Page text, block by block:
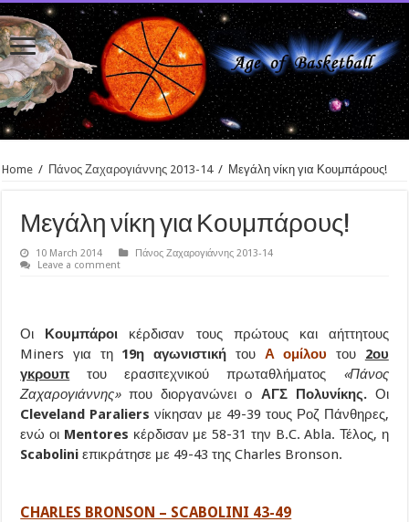
Home / Πάνος Ζαχαρογιάννης 2013-14 / Μεγάλη νίκη για Κουμπάρους!
Μεγάλη νίκη για Κουμπάρους!
10 March 2014
Πάνος Ζαχαρογιάννης 2013-14
Leave a comment
Οι Κουμπάροι κέρδισαν τους πρώτους και αήττητους
Miners για τη 19η αγωνιστική του Α ομίλου του 2ου
γκρουπ του ερασιτεχνικού πρωταθλήματος «Πάνος
Ζαχαρογιάννης»που διοργανώνει ο ΑΓΣ Πολυνίκης.Οι
Cleveland Paraliers νίκησαν με 49-39 τους Ροζ Πάνθηρες,
ενώ οι Mentores κέρδισαν με 58-31 την B.C. Abla. Τέλος, η
Scaboliniεπικράτησε με 49-43 της Charles Bronson.
CHARLES BRONSON – SCABOLINI 43-49